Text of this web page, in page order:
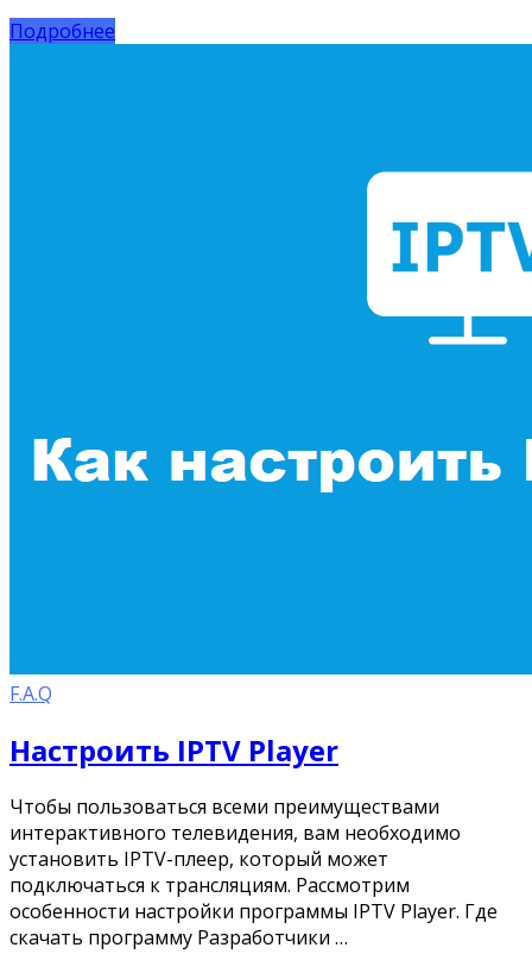
Подробнее
F.A.Q
Настроить IPTV Player
Чтобы пользоваться всеми преимуществами
интерактивного телевидения, вам необходимо
установить IPTV-плеер, который может
подключаться к трансляциям. Рассмотрим
особенности настройки программы IPTV Player. Где
скачать программу Разработчики …